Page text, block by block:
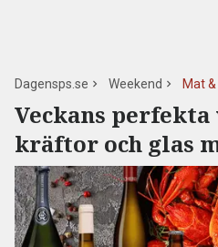
Dagensps.se Weekend Mat
Veckans
kräftor och glas